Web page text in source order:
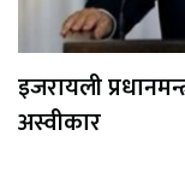
इजरायली
अस्वीकार